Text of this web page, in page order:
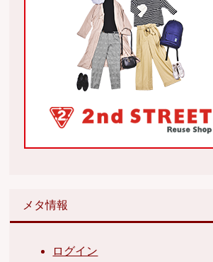
メタ情報
ログイン